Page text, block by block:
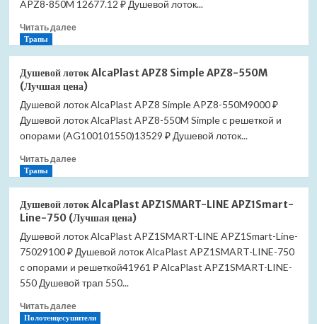
APZ8-850M 12677.12 ₽ Душевой лоток...
Читать далееПрочитать
Душевой
лоток
AlcaPlast
APZ8
Simple
APZ8-
(Лучшая
Трапы
Душевой лоток AlcaPlast APZ8 Simple APZ8-550M
(Лучшая цена)
Душевой лоток AlcaPlast APZ8 Simple APZ8-550M9000 ₽
Душевой лоток AlcaPlast APZ8-550M Simple с решеткой и
опорами (AG100101550)13529 ₽ Душевой лоток...
Читать далееПрочитать
Душевой
лоток
AlcaPlast
APZ8
Simple
APZ8-
550M
(Лучшая
цена)
Трапы
Душевой лоток AlcaPlast APZ1SMART-LINE APZ1Smart-
Line-750 (Лучшая цена)
Душевой лоток AlcaPlast APZ1SMART-LINE APZ1Smart-Line-
75029100 ₽ Душевой лоток AlcaPlast APZ1SMART-LINE-750
с опорами и решеткой41961 ₽ AlcaPlast APZ1SMART-LINE-
550 Душевой трап 550...
Читать далееПрочитать
больше
Полотенцесушители